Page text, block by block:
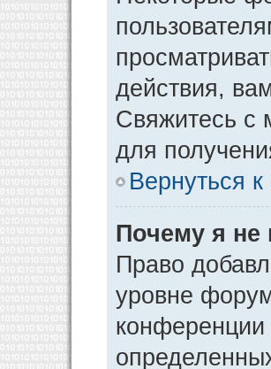
действия,
Свяжитесь с
для
Вернуться
Почему я не
Право
уровне